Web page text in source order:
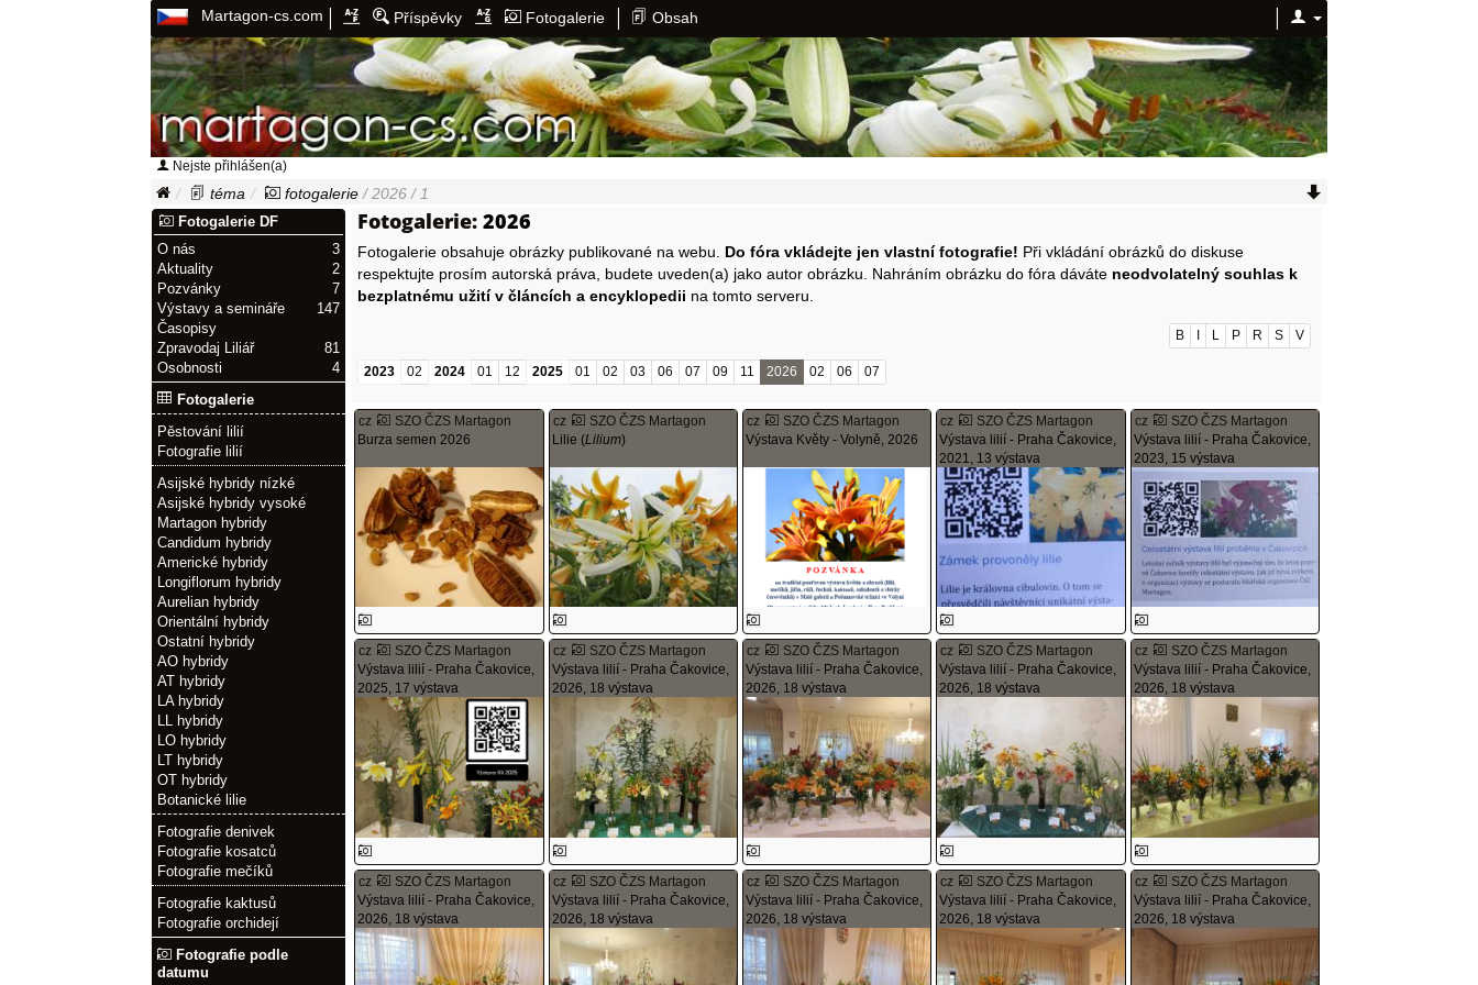
Martagon-cs.com Příspěvky Fotogalerie Obsah
Nejste přihlášen(a)
téma fotogalerie / 2026 / 1
Fotogalerie: 2026
Fotogalerie obsahuje obrázky publikované na webu. Do fóra vkládejte jen vlastní fotografie! Při vkládání obrázků do diskuse
respektujte prosím autorská práva, budete uveden(a) jako autor obrázku. Nahráním obrázku do fóra dáváte neodvolatelný souhlas k
bezplatnému užití v článcích a encyklopedii na tomto serveru.
B I L P R S V
2023 02 2024 01 12 2025 01 02 03 06 07 09 11 2026 02 06 07
cz
SZO ČZS Martagon
Burza semen 2026
cz
SZO ČZS Martagon
Lilie (Lilium)
cz
SZO ČZS Martagon
Výstava Květy - Volyně, 2026
cz
SZO ČZS Martagon
Výstava lilií - Praha Čakovice,
2021, 13 výstava
cz
SZO ČZS Martagon
Výstava lilií - Praha Čakovice,
2023, 15 výstava
cz
SZO ČZS Martagon
Výstava lilií - Praha Čakovice,
2025, 17 výstava
cz
SZO ČZS Martagon
Výstava lilií - Praha Čakovice,
2026, 18 výstava
cz
SZO ČZS Martagon
Výstava lilií - Praha Čakovice,
2026, 18 výstava
cz
SZO ČZS Martagon
Výstava lilií - Praha Čakovice,
2026, 18 výstava
cz
SZO ČZS Martagon
Výstava lilií - Praha Čakovice,
2026, 18 výstava
cz
SZO ČZS Martagon
Výstava lilií - Praha Čakovice,
2026, 18 výstava
cz
SZO ČZS Martagon
Výstava lilií - Praha Čakovice,
2026, 18 výstava
cz
SZO ČZS Martagon
Výstava lilií - Praha Čakovice,
2026, 18 výstava
cz
SZO ČZS Martagon
Výstava lilií - Praha Čakovice,
2026, 18 výstava
cz
SZO ČZS Martagon
Výstava lilií - Praha Čakovice,
2026, 18 výstava
Fotogalerie DF
3
O nás
2
Aktuality
7
Pozvánky
147
Výstavy a semináře
Časopisy
81
Zpravodaj Liliář
4
Osobnosti
Fotogalerie
Pěstování lilií
Fotografie lilií
Asijské hybridy nízké
Asijské hybridy vysoké
Martagon hybridy
Candidum hybridy
Americké hybridy
Longiflorum hybridy
Aurelian hybridy
Orientální hybridy
Ostatní hybridy
AO hybridy
AT hybridy
LA hybridy
LL hybridy
LO hybridy
LT hybridy
OT hybridy
Botanické lilie
Fotografie denivek
Fotografie kosatců
Fotografie mečíků
Fotografie kaktusů
Fotografie orchidejí
Fotografie podle
datumu